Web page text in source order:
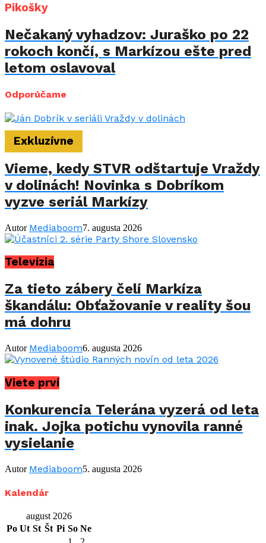
Pikošky
Nečakaný vyhadzov: Juraško po 22
rokoch končí, s Markízou ešte pred
letom oslavoval
Odporúčame
Exkluzívne
Vieme, kedy STVR odštartuje Vraždy
v dolinách! Novinka s Dobríkom
vyzve seriál Markízy
Autor Mediaboom7. augusta 2026
Televízia
Za tieto zábery čelí Markíza
škandálu: Obťažovanie v reality šou
má dohru
Autor Mediaboom6. augusta 2026
Viete prví
Konkurencia Telerána vyzerá od leta
inak. Jojka potichu vynovila ranné
vysielanie
Autor Mediaboom5. augusta 2026
Kalendár
august 2026
Po Ut St Št Pi So Ne